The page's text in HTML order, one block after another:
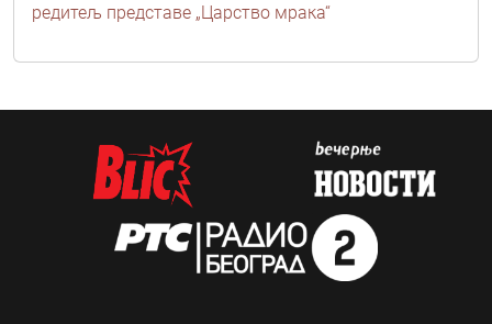
редитељ представе „Царство мрака“